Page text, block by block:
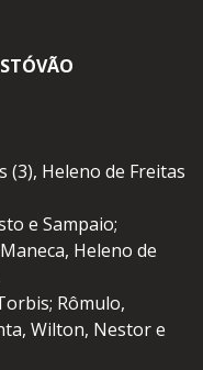
(3), Heleno de Freitas
e Sampaio;
Heleno de
Rômulo,
Wilton, Nestor e